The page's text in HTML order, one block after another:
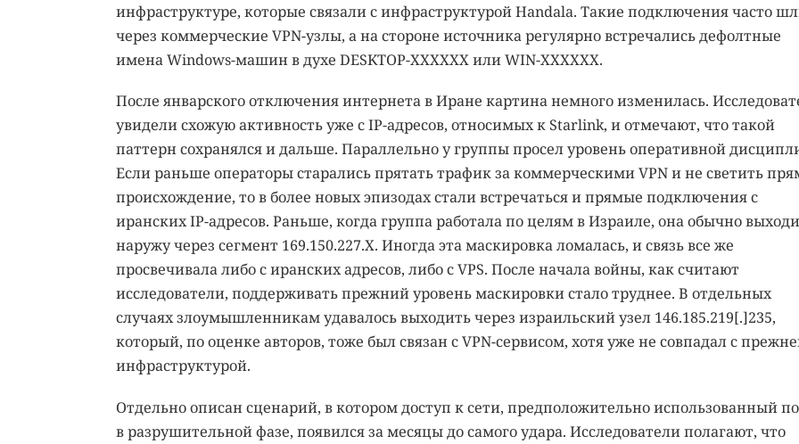
инфраструктуре, которые связали с инфраструктурой Handala. Такие подключения часто
через коммерческие VPN-узлы, а на стороне источника регулярно встречались дефолтные
имена Windows-машин в духе DESKTOP-XXXXXX или WIN-XXXXXX.
После январского отключения интернета в Иране картина немного изменилась.
увидели схожую активность уже с IP-адресов, относимых к Starlink, и отмечают, что такой
паттерн сохранялся и дальше. Параллельно у группы просел уровень оперативной
Если раньше операторы старались прятать трафик за коммерческими VPN и не светить
происхождение, то в более новых эпизодах стали встречаться и прямые подключения с
иранских IP-адресов. Раньше, когда группа работала по целям в Израиле, она обычно
наружу через сегмент 169.150.227.X. Иногда эта маскировка ломалась, и связь все же
просвечивала либо с иранских адресов, либо с VPS. После начала войны, как считают
исследователи, поддерживать прежний уровень маскировки стало труднее. В отдельных
случаях злоумышленникам удавалось выходить через израильский узел 146.185.219[.]235,
который, по оценке авторов, тоже был связан с VPN-сервисом, хотя уже не совпадал с
инфраструктурой.
Отдельно описан сценарий, в котором доступ к сети, предположительно использованный
в разрушительной фазе, появился за месяцы до самого удара. Исследователи полагают, что